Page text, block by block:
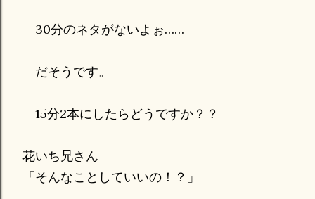
30分のネタがないよぉ……
だそうです。
15分2本にしたらどうですか？？
花いち兄さん
「そんなことしていいの！？」